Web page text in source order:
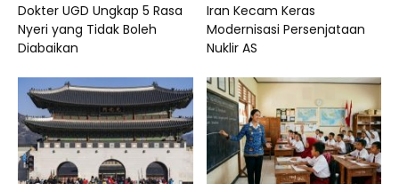
Dokter UGD Ungkap 5 Rasa
Nyeri yang Tidak Boleh
Diabaikan
Iran Kecam Keras
Modernisasi Persenjataan
Nuklir AS